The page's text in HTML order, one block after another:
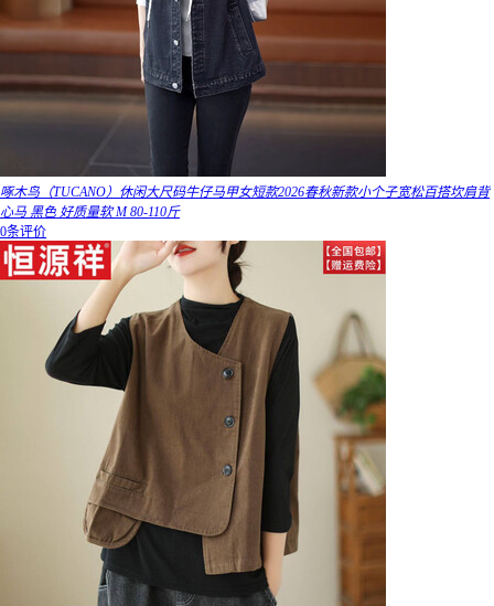
啄木鸟（TUCANO）休闲大尺码牛仔马甲女短款2026春秋新款小个子宽松百搭坎肩背
心马 黑色 好质量软 M 80-110斤
0条评价